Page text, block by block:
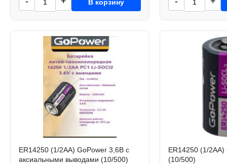
В корзину
ER14250 (1/2АА) GoPower 3,6В с
аксиальными выводами (10/500)
ER14250 (1/2АА)
(10/500)